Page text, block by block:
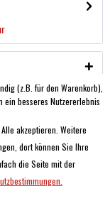
(z.B. für den Warenkorb),
ein besseres Nutzererlebnis
akzeptieren. Weitere
dort können Sie Ihre
die Seite mit der